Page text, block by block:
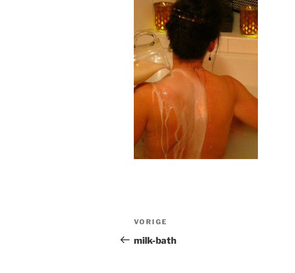
Bericht
navigatie
Vorig
bericht
VORIGE
milk-bath